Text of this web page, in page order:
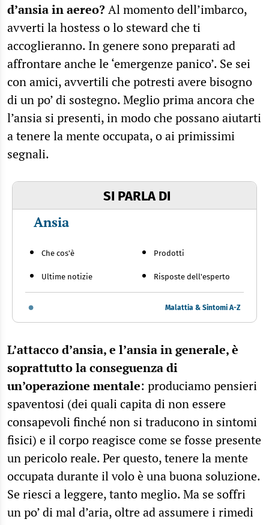
d’ansia in aereo?Al momento dell’imbarco,
avverti la hostess o lo steward che ti
accoglieranno. In genere sono preparati ad
affrontare anche le ‘emergenze panico’. Se sei
con amici, avvertili che potresti avere bisogno
di un po’ di sostegno. Meglio prima ancora che
l’ansia si presenti, in modo che possano aiutarti
a tenere la mente occupata, o ai primissimi
segnali.
SI PARLA DI
Ansia
Che cos'è
Ultime notizie
Prodotti
Risposte dell'esperto
Malattia & Sintomi A-Z
L’attacco d’ansia, e l’ansia in generale, è
soprattutto la conseguenza di
un’operazione mentale: produciamo pensieri
spaventosi (dei quali capita di non essere
consapevoli finché non si traducono in sintomi
fisici) e il corpo reagisce come se fosse presente
un pericolo reale. Per questo, tenere la mente
occupata durante il volo è una buona soluzione.
Se riesci a leggere, tanto meglio. Ma se soffri
un po’ di mal d’aria, oltre ad assumere i rimedi